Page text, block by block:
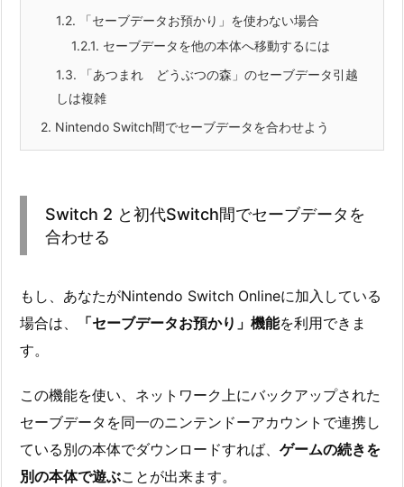
1.2. 「セーブデータお預かり」を使わない場合
1.2.1. セーブデータを他の本体へ移動するには
1.3. 「あつまれ どうぶつの森」のセーブデータ引越
しは複雑
2. Nintendo Switch間でセーブデータを合わせよう
Switch 2 と初代Switch間でセーブデータを
合わせる
もし、あなたがNintendo Switch Onlineに加入している
場合は、
「セーブデータお預かり」機能を利用できま
す。
この機能を使い、ネットワーク上にバックアップされた
セーブデータを同一のニンテンドーアカウントで連携し
ている別の本体でダウンロードすれば、 ゲームの続きを
別の本体で遊ぶことが出来ます。